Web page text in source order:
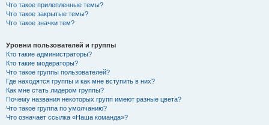
Что такое прилепленные темы?
Что такое закрытые темы?
Что такое значки тем?
Уровни пользователей и группы
Кто такие администраторы?
Кто такие модераторы?
Что такое группы пользователей?
Где находятся группы и как мне вступить в них?
Как мне стать лидером группы?
Почему названия некоторых групп имеют разные цвета?
Что такое группа по умолчанию?
Что означает ссылка «Наша команда»?